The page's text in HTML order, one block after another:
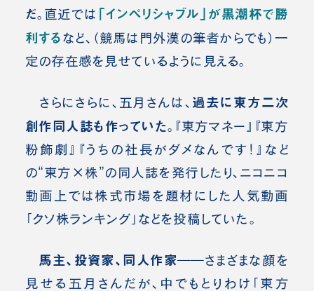
だ。直近では 「インペリシャブル」が黒潮杯で勝
利する など、（競馬は門外漢の筆者からでも）一
定の存在感を見せているように見える。
さらにさらに、五月さんは、 過去に東方二次
創作同人誌も作っていた。 『東方マネー』『東方
粉飾劇』『うちの社長がダメなんです！』など
の“東方×株”の同人誌を発行したり、ニコニコ
動画上では株式市場を題材にした人気動画
「クソ株ランキング」などを投稿していた。
馬主、投資家、同人作家――さまざまな顔を
見せる五月さんだが、中でもとりわけ「東方